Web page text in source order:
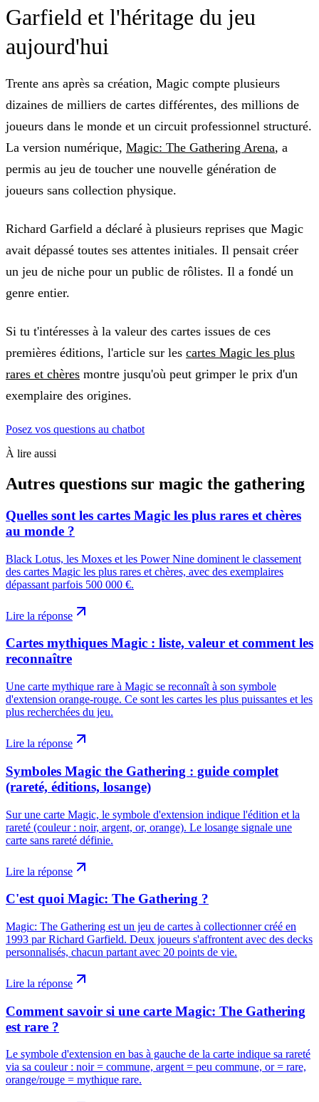
Garfield et l'héritage du jeu
aujourd'hui
Trente ans après sa création, Magic compte plusieurs
dizaines de milliers de cartes différentes, des millions de
joueurs dans le monde et un circuit professionnel structuré.
La version numérique, Magic: The Gathering Arena, a
permis au jeu de toucher une nouvelle génération de
joueurs sans collection physique.
Richard Garfield a déclaré à plusieurs reprises que Magic
avait dépassé toutes ses attentes initiales. Il pensait créer
un jeu de niche pour un public de rôlistes. Il a fondé un
genre entier.
Si tu t'intéresses à la valeur des cartes issues de ces
premières éditions, l'article sur les cartes Magic les plus
rares et chères montre jusqu'où peut grimper le prix d'un
exemplaire des origines.
Posez vos questions au chatbot
À lire aussi
Autres questions sur magic the gathering
Quelles sont les cartes Magic les plus rares et chères
au monde ?
Black Lotus, les Moxes et les Power Nine dominent le classement
des cartes Magic les plus rares et chères, avec des exemplaires
dépassant parfois 500 000 €.
Lire la réponse
Cartes mythiques Magic : liste, valeur et comment les
reconnaître
Une carte mythique rare à Magic se reconnaît à son symbole
d'extension orange-rouge. Ce sont les cartes les plus puissantes et les
plus recherchées du jeu.
Lire la réponse
Symboles Magic the Gathering : guide complet
(rareté, éditions, losange)
Sur une carte Magic, le symbole d'extension indique l'édition et la
rareté (couleur : noir, argent, or, orange). Le losange signale une
carte sans rareté définie.
Lire la réponse
C'est quoi Magic: The Gathering ?
Magic: The Gathering est un jeu de cartes à collectionner créé en
1993 par Richard Garfield. Deux joueurs s'affrontent avec des decks
personnalisés, chacun partant avec 20 points de vie.
Lire la réponse
Comment savoir si une carte Magic: The Gathering
est rare ?
Le symbole d'extension en bas à gauche de la carte indique sa rareté
via sa couleur : noir = commune, argent = peu commune, or = rare,
orange/rouge = mythique rare.